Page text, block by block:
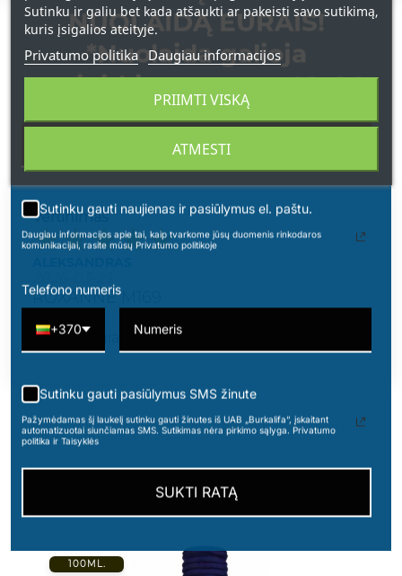
ATSILIEPIMAI
PARAŠYKITE SAVO ATSILIEPIMĄ
Vertinimas
ROXANNE M169
Labai mėgiamas kvapas. ?
16 kitos prekės toje pačioje kategorijoje:
100ML.
Sutinku ir galiu bet kada atšaukti ar pakeisti savo sutikimą,
kuris įsigalios ateityje.
Privatumo politika Daugiau informacijos
ATMESTI
PRIIMTI VISKĄ
NUOLAIDĄ EURAIS!
*Nuolaida galioja
apsipirkimams nuo 49 € !
Sutinku gauti naujienas ir pasiūlymus el. paštu.
Daugiau informacijos apie tai, kaip tvarkome jūsų duomenis rinkodaros
komunikacijai, rasite mūsų Privatumo politikoje
Telefono numeris
+370
Sutinku gauti pasiūlymus SMS žinute
Pažymėdamas šį laukelį sutinku gauti žinutes iš UAB „Burkalifa“, įskaitant
automatizuotai siunčiamas SMS. Sutikimas nėra pirkimo sąlyga. Privatumo
politika ir Taisyklės
SUKTI RATĄ